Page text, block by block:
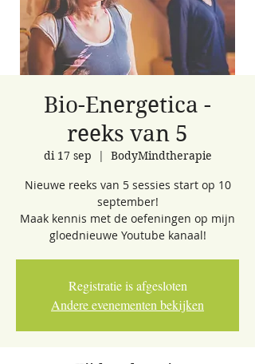
Bio-Energetica -
reeks van 5
di 17 sep
  |
BodyMindtherapie
Nieuwe reeks van 5 sessies start op 10
september!
Maak kennis met de oefeningen op mijn
gloednieuwe Youtube kanaal!
Registratie is afgesloten
Andere evenementen bekijken